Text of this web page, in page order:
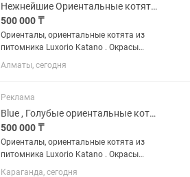
Нежнейшие Ориентальные котятки - редкий цвет
500 000 ₸
Ориенталы, ориентальные котята из
питомника Luxorio Katano . Окрасы
котят разные . Питомник находится в
г.АЛМАТЫ Обработка от паразитов и
наличии Чёрные, Шоколад...
Алматы, сегодня
Реклама
Blue , Голубые ориентальные котята
500 000 ₸
Ориенталы, ориентальные котята из
питомника Luxorio Katano . Окрасы
котят разные . Питомник находится в
Караганда, сегодня